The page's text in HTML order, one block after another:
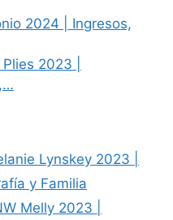
2024 | Ingresos,
2023 |
Lynskey 2023 |
y Familia
Melly 2023 |